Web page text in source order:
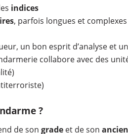
indices
, parfois longues et complexes
un bon esprit d’analyse et
collabore avec des
?
de son gradeet de son